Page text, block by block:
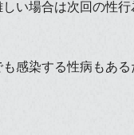
い場合は次回の性
感染する性病もあ